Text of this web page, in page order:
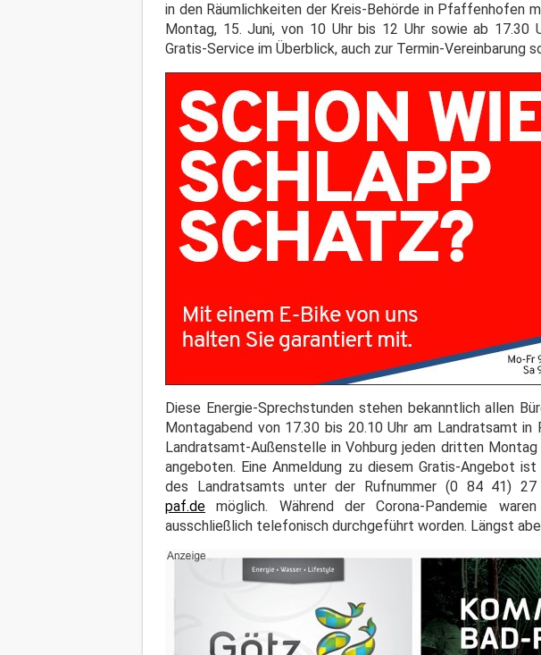
in den Räumlichkeiten der Kreis-Behörde in Pfaffenhofen
Montag, 15. Juni, von 10 Uhr bis 12 Uhr sowie ab
Gratis-Service im Überblick, auch zur Termin-Vereinbarung
Diese Energie-Sprechstunden stehen bekanntlich allen
Montagabend von 17.30 bis 20.10 Uhr am Landratsamt
Landratsamt-Außenstelle in Vohburg jeden dritten
angeboten. Eine Anmeldung zu diesem Gratis-Angebot
des Landratsamts unter der Rufnummer (0 84 41)
paf.de möglich. Während der Corona-Pandemie
ausschließlich telefonisch durchgeführt worden. Längst